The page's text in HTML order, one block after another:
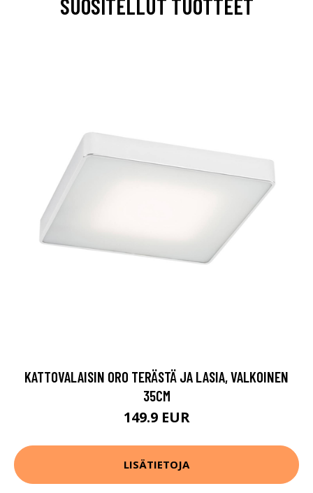
KATTOVALAISIN ORO TERÄSTÄ JA LASIA, VALKOINEN
35CM
149.9 EUR
LISÄTIETOJA